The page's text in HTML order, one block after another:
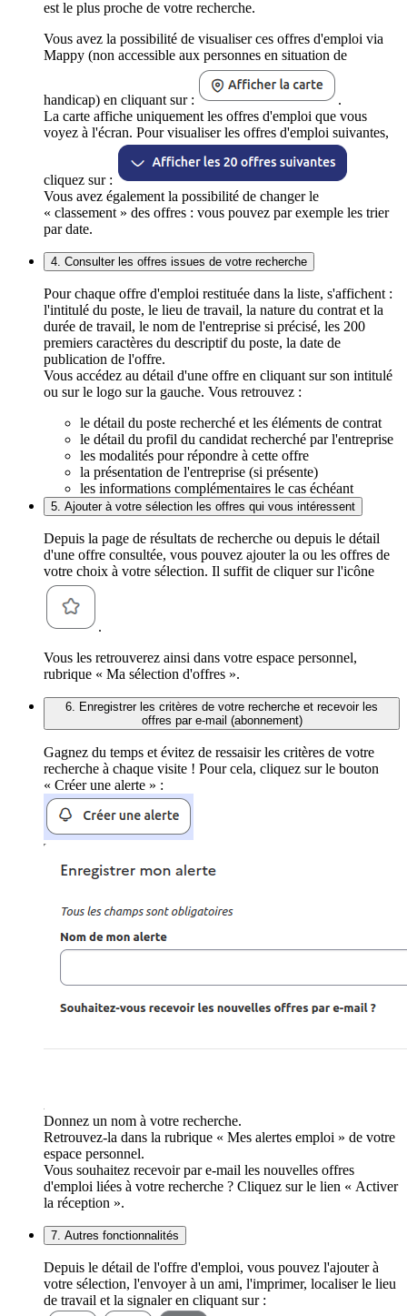
est le plus proche de votre recherche.
Vous avez la possibilité de visualiser ces offres d'emploi via
Mappy (non accessible aux personnes en situation de
handicap) en cliquant sur :
.
La carte affiche uniquement les offres d'emploi que vous
voyez à l'écran. Pour visualiser les offres d'emploi suivantes,
cliquez sur :
Vous avez également la possibilité de changer le
« classement » des offres : vous pouvez par exemple les trier
par date.
4. Consulter les offres issues de votre recherche
Pour chaque offre d'emploi restituée dans la liste, s'affichent :
l'intitulé du poste, le lieu de travail, la nature du contrat et la
durée de travail, le nom de l'entreprise si précisé, les 200
premiers caractères du descriptif du poste, la date de
publication de l'offre.
Vous accédez au détail d'une offre en cliquant sur son intitulé
ou sur le logo sur la gauche. Vous retrouvez :
le détail du poste recherché et les éléments de contrat
le détail du profil du candidat recherché par l'entreprise
les modalités pour répondre à cette offre
la présentation de l'entreprise (si présente)
les informations complémentaires le cas échéant
5. Ajouter à votre sélection les offres qui vous intéressent
Depuis la page de résultats de recherche ou depuis le détail
d'une offre consultée, vous pouvez ajouter la ou les offres de
votre choix à votre sélection. Il suffit de cliquer sur l'icône
.
Vous les retrouverez ainsi dans votre espace personnel,
rubrique « Ma sélection d'offres ».
6. Enregistrer les critères de votre recherche et recevoir les
offres par e-mail (abonnement)
Gagnez du temps et évitez de ressaisir les critères de votre
recherche à chaque visite ! Pour cela, cliquez sur le bouton
« Créer une alerte » :
Donnez un nom à votre recherche.
Retrouvez-la dans la rubrique « Mes alertes emploi » de votre
espace personnel.
Vous souhaitez recevoir par e-mail les nouvelles offres
d'emploi liées à votre recherche ? Cliquez sur le lien « Activer
la réception ».
7. Autres fonctionnalités
Depuis le détail de l'offre d'emploi, vous pouvez l'ajouter à
votre sélection, l'envoyer à un ami, l'imprimer, localiser le lieu
de travail et la signaler en cliquant sur :